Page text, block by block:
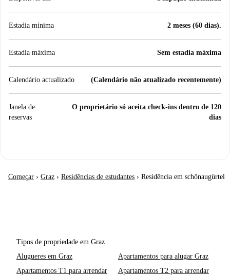
Estadia mínima 2 meses (60 dias).
Estadia máxima Sem estadia máxima
Calendário actualizado (Calendário não atualizado recentemente)
Janela de
reservas
O proprietário só aceita check-ins dentro de 120
dias
Começar › Graz › Residências de estudantes › Residência em schönaugürtel
Tipos de propriedade em Graz
Alugueres em Graz
Apartamentos para alugar Graz
Apartamentos T1 para arrendar
Apartamentos T2 para arrendar